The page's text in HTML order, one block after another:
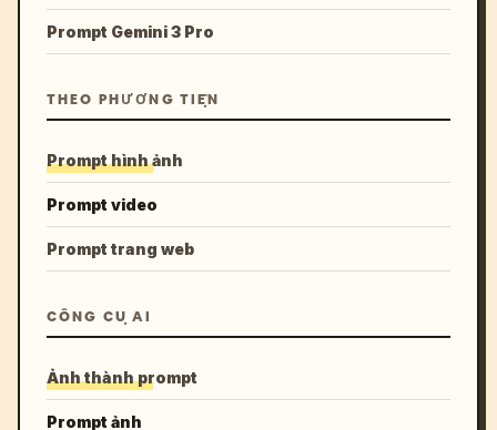
Prompt Gemini 3 Pro
THEO PHƯƠNG TIỆN
Prompt hình ảnh
Prompt video
Prompt trang web
CÔNG CỤ AI
Ảnh thành prompt
Prompt ảnh